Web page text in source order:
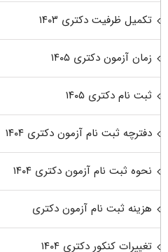
تکمیل ظرفیت دکتری ۱۴۰۳
زمان آزمون دکتری ۱۴۰۵
ثبت نام دکتری ۱۴۰۵
دفترچه ثبت نام آزمون دکتری ۱۴۰۴
نحوه ثبت نام آزمون دکتری ۱۴۰۴
هزینه ثبت نام آزمون دکتری
تغییرات کنکور دکتری ۱۴۰۴